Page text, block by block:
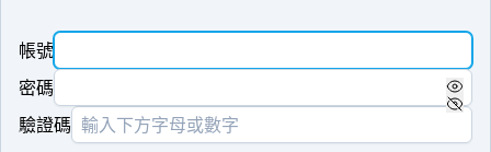
帳號
密碼
驗證碼